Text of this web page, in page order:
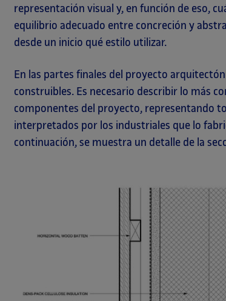
representación visual y, en función de eso,
equilibrio adecuado entre concreción y
desde un inicio qué estilo utilizar.
En las partes finales del proyecto
construibles. Es necesario describir lo más
componentes del proyecto, representando
interpretados por los industriales que lo
continuación, se muestra un detalle de la